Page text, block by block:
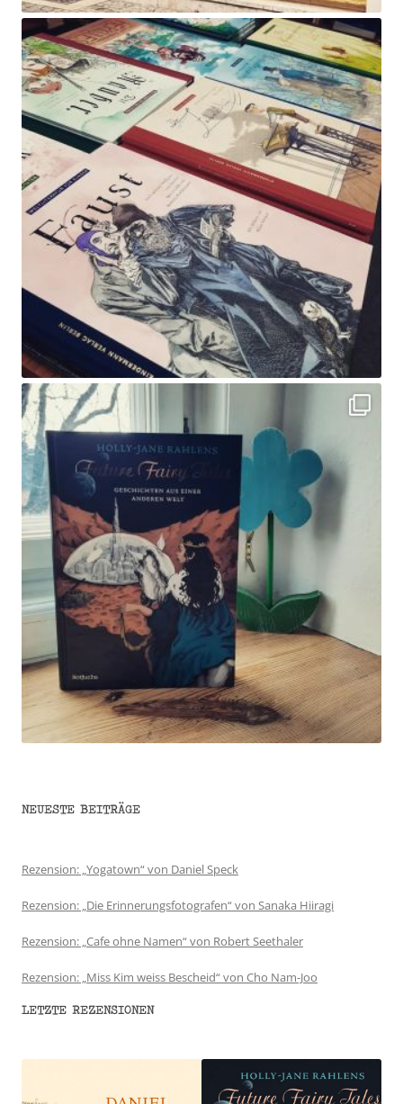
NEUESTE BEITRÄGE
Rezension: „Yogatown“ von Daniel Speck
Rezension: „Die Erinnerungsfotografen“ von Sanaka Hiiragi
Rezension: „Cafe ohne Namen“ von Robert Seethaler
Rezension: „Miss Kim weiss Bescheid“ von Cho Nam-Joo
LETZTE REZENSIONEN